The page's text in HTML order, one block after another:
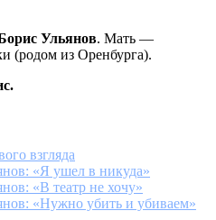
Ульянов. Мать —
(родом из Оренбурга).
взгляда
«Я ушел в никуда»
«В театр не хочу»
«Нужно убить и убиваем»